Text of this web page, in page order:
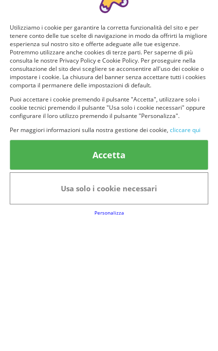
Utilizziamo i cookie per garantire la corretta funzionalità del sito e per
tenere conto delle tue scelte di navigazione in modo da offrirti la migliore
esperienza sul nostro sito e offerte adeguate alle tue esigenze.
Potremmo utilizzare anche cookies di terze parti. Per saperne di più
consulta le nostre Privacy Policy e Cookie Policy. Per proseguire nella
consultazione del sito devi scegliere se acconsentire all'uso dei cookie o
impostare i cookie. La chiusura del banner senza accettare tutti i cookies
comporta il permanere delle impostazioni di default.
Puoi accettare i cookie premendo il pulsante "Accetta", utilizzare solo i
cookie tecnici premendo il pulsante "Usa solo i cookie necessari" oppure
configurare il loro utilizzo premendo il pulsante "Personalizza".
Per maggiori informazioni sulla nostra gestione dei cookie, cliccare qui
Accetta
Usa solo i cookie necessari
Personalizza